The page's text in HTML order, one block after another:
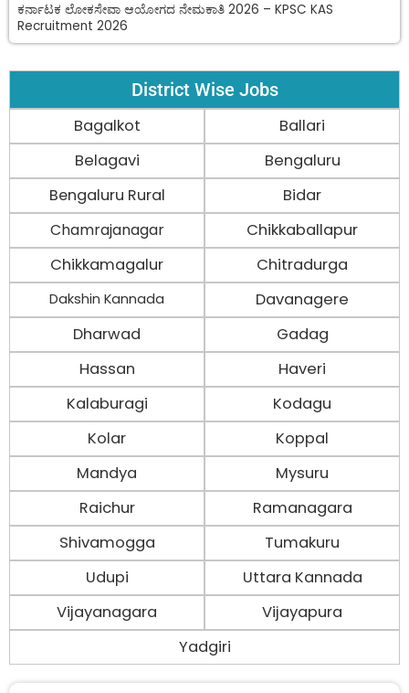
ಕರ್ನಾಟಕ ಲೋಕಸೇವಾ ಆಯೋಗದ ನೇಮಕಾತಿ 2026 – KPSC KAS
Recruitment 2026
District Wise Jobs
Bagalkot
Ballari
Belagavi
Bengaluru
Bengaluru Rural
Bidar
Chamrajanagar
Chikkaballapur
Chikkamagalur
Chitradurga
Dakshin Kannada
Davanagere
Dharwad
Gadag
Hassan
Haveri
Kalaburagi
Kodagu
Kolar
Koppal
Mandya
Mysuru
Raichur
Ramanagara
Shivamogga
Tumakuru
Udupi
Uttara Kannada
Vijayanagara
Vijayapura
Yadgiri